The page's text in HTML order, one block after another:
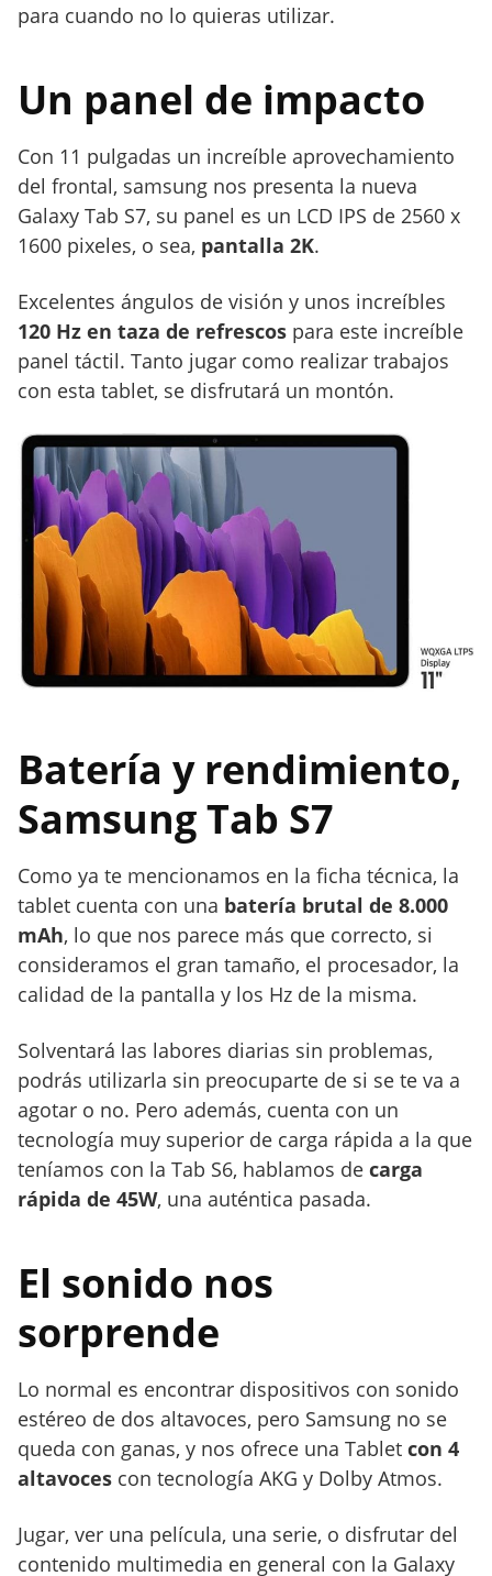
para cuando no lo quieras utilizar.
Un panel de impacto
Con 11 pulgadas un increíble aprovechamiento
del frontal, samsung nos presenta la nueva
Galaxy Tab S7, su panel es un LCD IPS de 2560 x
1600 pixeles, o sea, pantalla 2K.
Excelentes ángulos de visión y unos increíbles
120 Hz en taza de refrescos para este increíble
panel táctil. Tanto jugar como realizar trabajos
con esta tablet, se disfrutará un montón.
Batería y rendimiento,
Samsung Tab S7
Como ya te mencionamos en la ficha técnica, la
tablet cuenta con una batería brutal de 8.000
mAh, lo que nos parece más que correcto, si
consideramos el gran tamaño, el procesador, la
calidad de la pantalla y los Hz de la misma.
Solventará las labores diarias sin problemas,
podrás utilizarla sin preocuparte de si se te va a
agotar o no. Pero además, cuenta con un
tecnología muy superior de carga rápida a la que
teníamos con la Tab S6, hablamos de carga
rápida de 45W, una auténtica pasada.
El sonido nos
sorprende
Lo normal es encontrar dispositivos con sonido
estéreo de dos altavoces, pero Samsung no se
queda con ganas, y nos ofrece una Tablet con 4
altavoces con tecnología AKG y Dolby Atmos.
Jugar, ver una película, una serie, o disfrutar del
contenido multimedia en general con la Galaxy